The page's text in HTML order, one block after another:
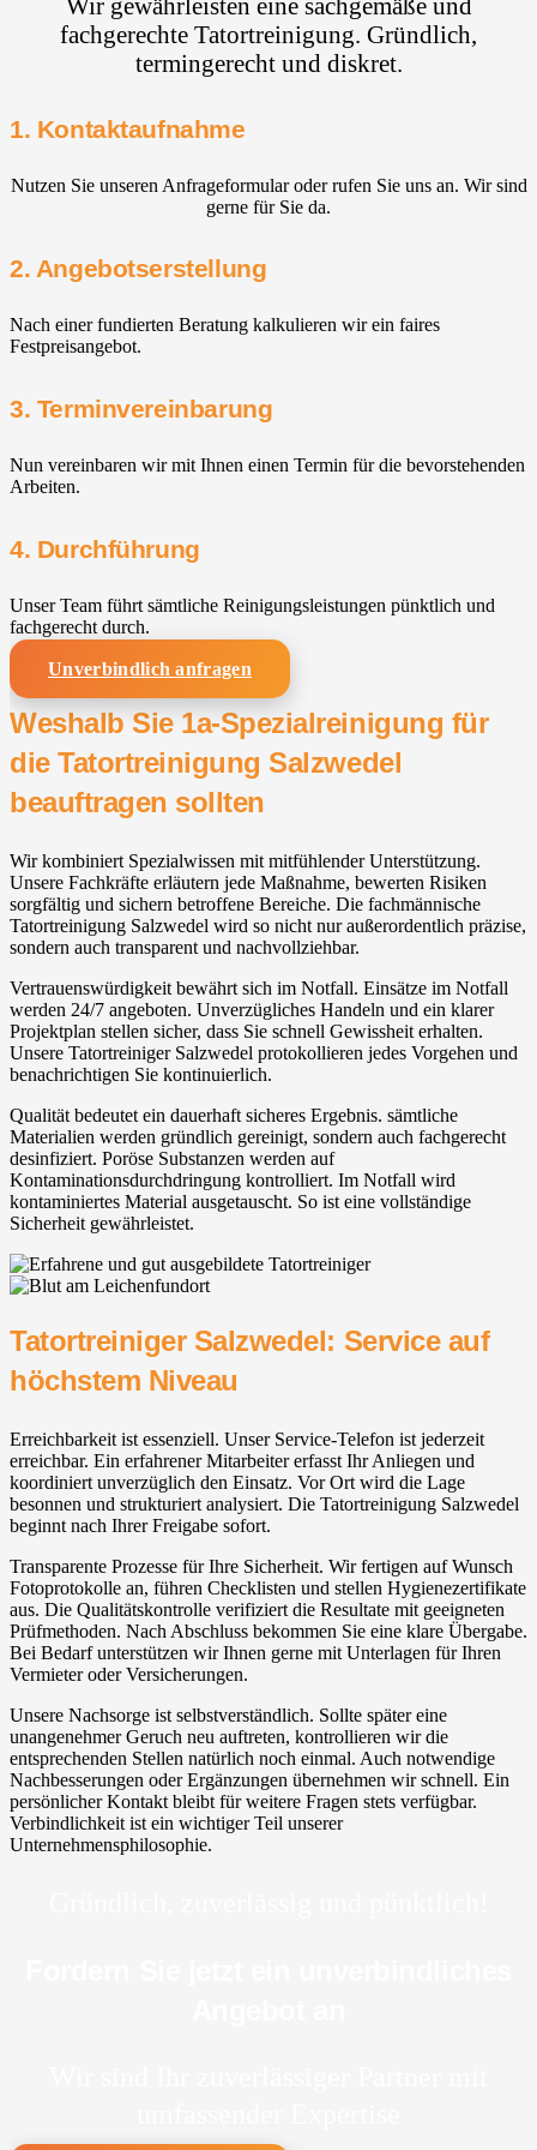
fachgerechte Tatortreinigung. Gründlich,
termingerecht und diskret.
1. Kontaktaufnahme
Nutzen Sie unseren Anfrageformular oder rufen Sie uns an. Wir sind
gerne für Sie da.
2. Angebotserstellung
Nach einer fundierten Beratung kalkulieren wir ein faires
Festpreisangebot.
3. Terminvereinbarung
Nun vereinbaren wir mit Ihnen einen Termin für die bevorstehenden
Arbeiten.
4. Durchführung
Unser Team führt sämtliche Reinigungsleistungen pünktlich und
fachgerecht durch.
Unverbindlich anfragen
Weshalb Sie 1a-Spezialreinigung für
die Tatortreinigung Salzwedel
beauftragen sollten
Wir kombiniert Spezialwissen mit mitfühlender Unterstützung.
Unsere Fachkräfte erläutern jede Maßnahme, bewerten Risiken
sorgfältig und sichern betroffene Bereiche. Die fachmännische
Tatortreinigung Salzwedel wird so nicht nur außerordentlich präzise,
sondern auch transparent und nachvollziehbar.
Vertrauenswürdigkeit bewährt sich im Notfall. Einsätze im Notfall
werden 24/7 angeboten. Unverzügliches Handeln und ein klarer
Projektplan stellen sicher, dass Sie schnell Gewissheit erhalten.
Unsere Tatortreiniger Salzwedel protokollieren jedes Vorgehen und
benachrichtigen Sie kontinuierlich.
Qualität bedeutet ein dauerhaft sicheres Ergebnis. sämtliche
Materialien werden gründlich gereinigt, sondern auch fachgerecht
desinfiziert. Poröse Substanzen werden auf
Kontaminationsdurchdringung kontrolliert. Im Notfall wird
kontaminiertes Material ausgetauscht. So ist eine vollständige
Sicherheit gewährleistet.
Tatortreiniger Salzwedel: Service auf
höchstem Niveau
Erreichbarkeit ist essenziell. Unser Service-Telefon ist jederzeit
erreichbar. Ein erfahrener Mitarbeiter erfasst Ihr Anliegen und
koordiniert unverzüglich den Einsatz. Vor Ort wird die Lage
besonnen und strukturiert analysiert. Die Tatortreinigung Salzwedel
beginnt nach Ihrer Freigabe sofort.
Transparente Prozesse für Ihre Sicherheit. Wir fertigen auf Wunsch
Fotoprotokolle an, führen Checklisten und stellen Hygienezertifikate
aus. Die Qualitätskontrolle verifiziert die Resultate mit geeigneten
Prüfmethoden. Nach Abschluss bekommen Sie eine klare Übergabe.
Bei Bedarf unterstützen wir Ihnen gerne mit Unterlagen für Ihren
Vermieter oder Versicherungen.
Unsere Nachsorge ist selbstverständlich. Sollte später eine
unangenehmer Geruch neu auftreten, kontrollieren wir die
entsprechenden Stellen natürlich noch einmal. Auch notwendige
Nachbesserungen oder Ergänzungen übernehmen wir schnell. Ein
persönlicher Kontakt bleibt für weitere Fragen stets verfügbar.
Verbindlichkeit ist ein wichtiger Teil unserer
Unternehmensphilosophie.